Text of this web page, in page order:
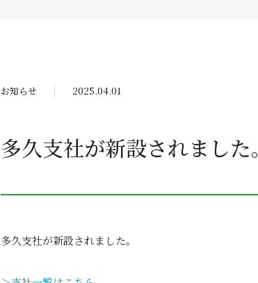
お知らせ 2025.04.01
多久支社が新設されました。
多久支社が新設されました。